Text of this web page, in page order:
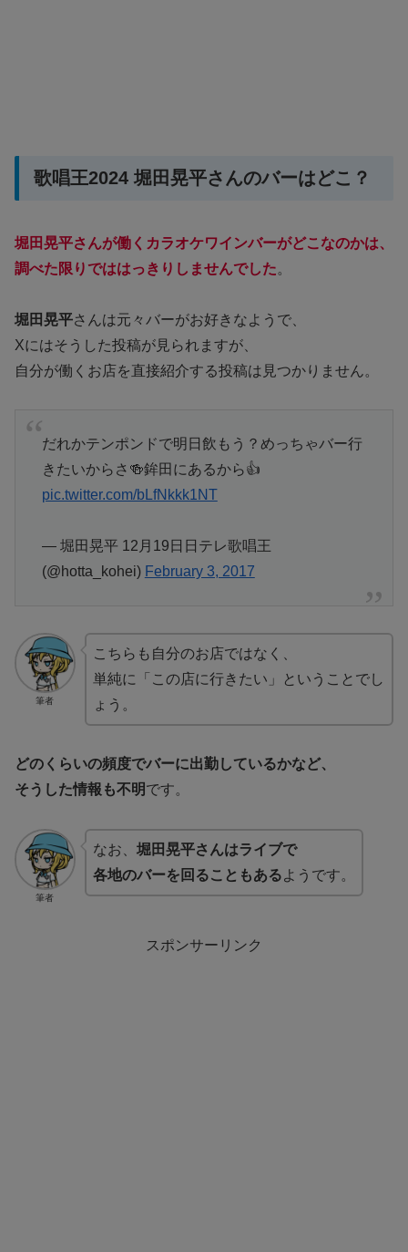
歌唱王2024 堀田晃平さんのバーはどこ？
堀田晃平さんが働くカラオケワインバーがどこなのかは、
調べた限りでははっきりしませんでした。
堀田晃平さんは元々バーがお好きなようで、
Xにはそうした投稿が見られますが、
自分が働くお店を直接紹介する投稿は見つかりません。
だれかテンポンドで明日飲もう？めっちゃバー行
きたいからさ🍻鉾田にあるから👍
pic.twitter.com/bLfNkkk1NT
— 堀田晃平 12月19日日テレ歌唱王
(@hotta_kohei) February 3, 2017
筆者
こちらも自分のお店ではなく、
単純に「この店に行きたい」ということでし
ょう。
どのくらいの頻度でバーに出勤しているかなど、
そうした情報も不明です。
筆者
なお、 堀田晃平さんはライブで
各地のバーを回ることもあるようです。
スポンサーリンク